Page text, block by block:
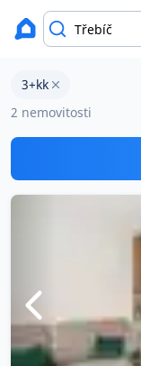
Prodat
Prodej s
Chytrý
Ceny
Okamžitý
Byty na prodej
Byty 3+kk na
3+kk
2 nemovitosti